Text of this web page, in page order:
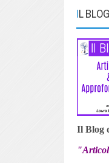
IL BLOG
Il Blog